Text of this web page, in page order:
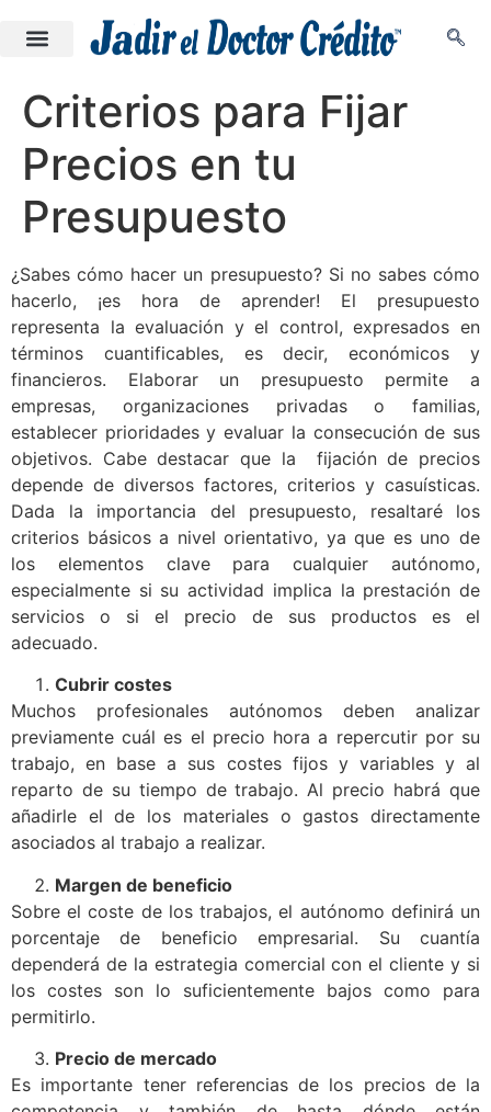
Criterios para Fijar
Precios en tu
Presupuesto
¿Sabes cómo hacer un presupuesto? Si no sabes cómo
hacerlo, ¡es hora de aprender! El presupuesto
representa la evaluación y el control, expresados en
términos cuantificables, es decir, económicos y
financieros. Elaborar un presupuesto permite a
empresas, organizaciones privadas o familias,
establecer prioridades y evaluar la consecución de sus
objetivos. Cabe destacar que la fijación de precios
depende de diversos factores, criterios y casuísticas.
Dada la importancia del presupuesto, resaltaré los
criterios básicos a nivel orientativo, ya que es uno de
los elementos clave para cualquier autónomo,
especialmente si su actividad implica la prestación de
servicios o si el precio de sus productos es el
adecuado.
Cubrir costes
Muchos profesionales autónomos deben analizar
previamente cuál es el precio hora a repercutir por su
trabajo, en base a sus costes fijos y variables y al
reparto de su tiempo de trabajo. Al precio habrá que
añadirle el de los materiales o gastos directamente
asociados al trabajo a realizar.
Margen de beneficio
Sobre el coste de los trabajos, el autónomo definirá un
porcentaje de beneficio empresarial. Su cuantía
dependerá de la estrategia comercial con el cliente y si
los costes son lo suficientemente bajos como para
permitirlo.
Precio de mercado
Es importante tener referencias de los precios de la